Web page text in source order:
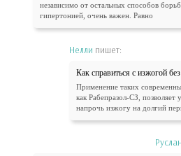
независимо от остальных способов
гипертонией, очень важен. Равно
Нелли пишет:
Как справиться с изжогой
Применение таких
как Рабепразол-СЗ, позволяет
напрочь изжогу на долгий
Руслан